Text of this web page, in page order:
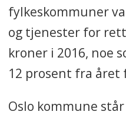
fylkeskommuner
og tjenester for
kroner i 2016, noe
12 prosent fra året
Oslo kommune